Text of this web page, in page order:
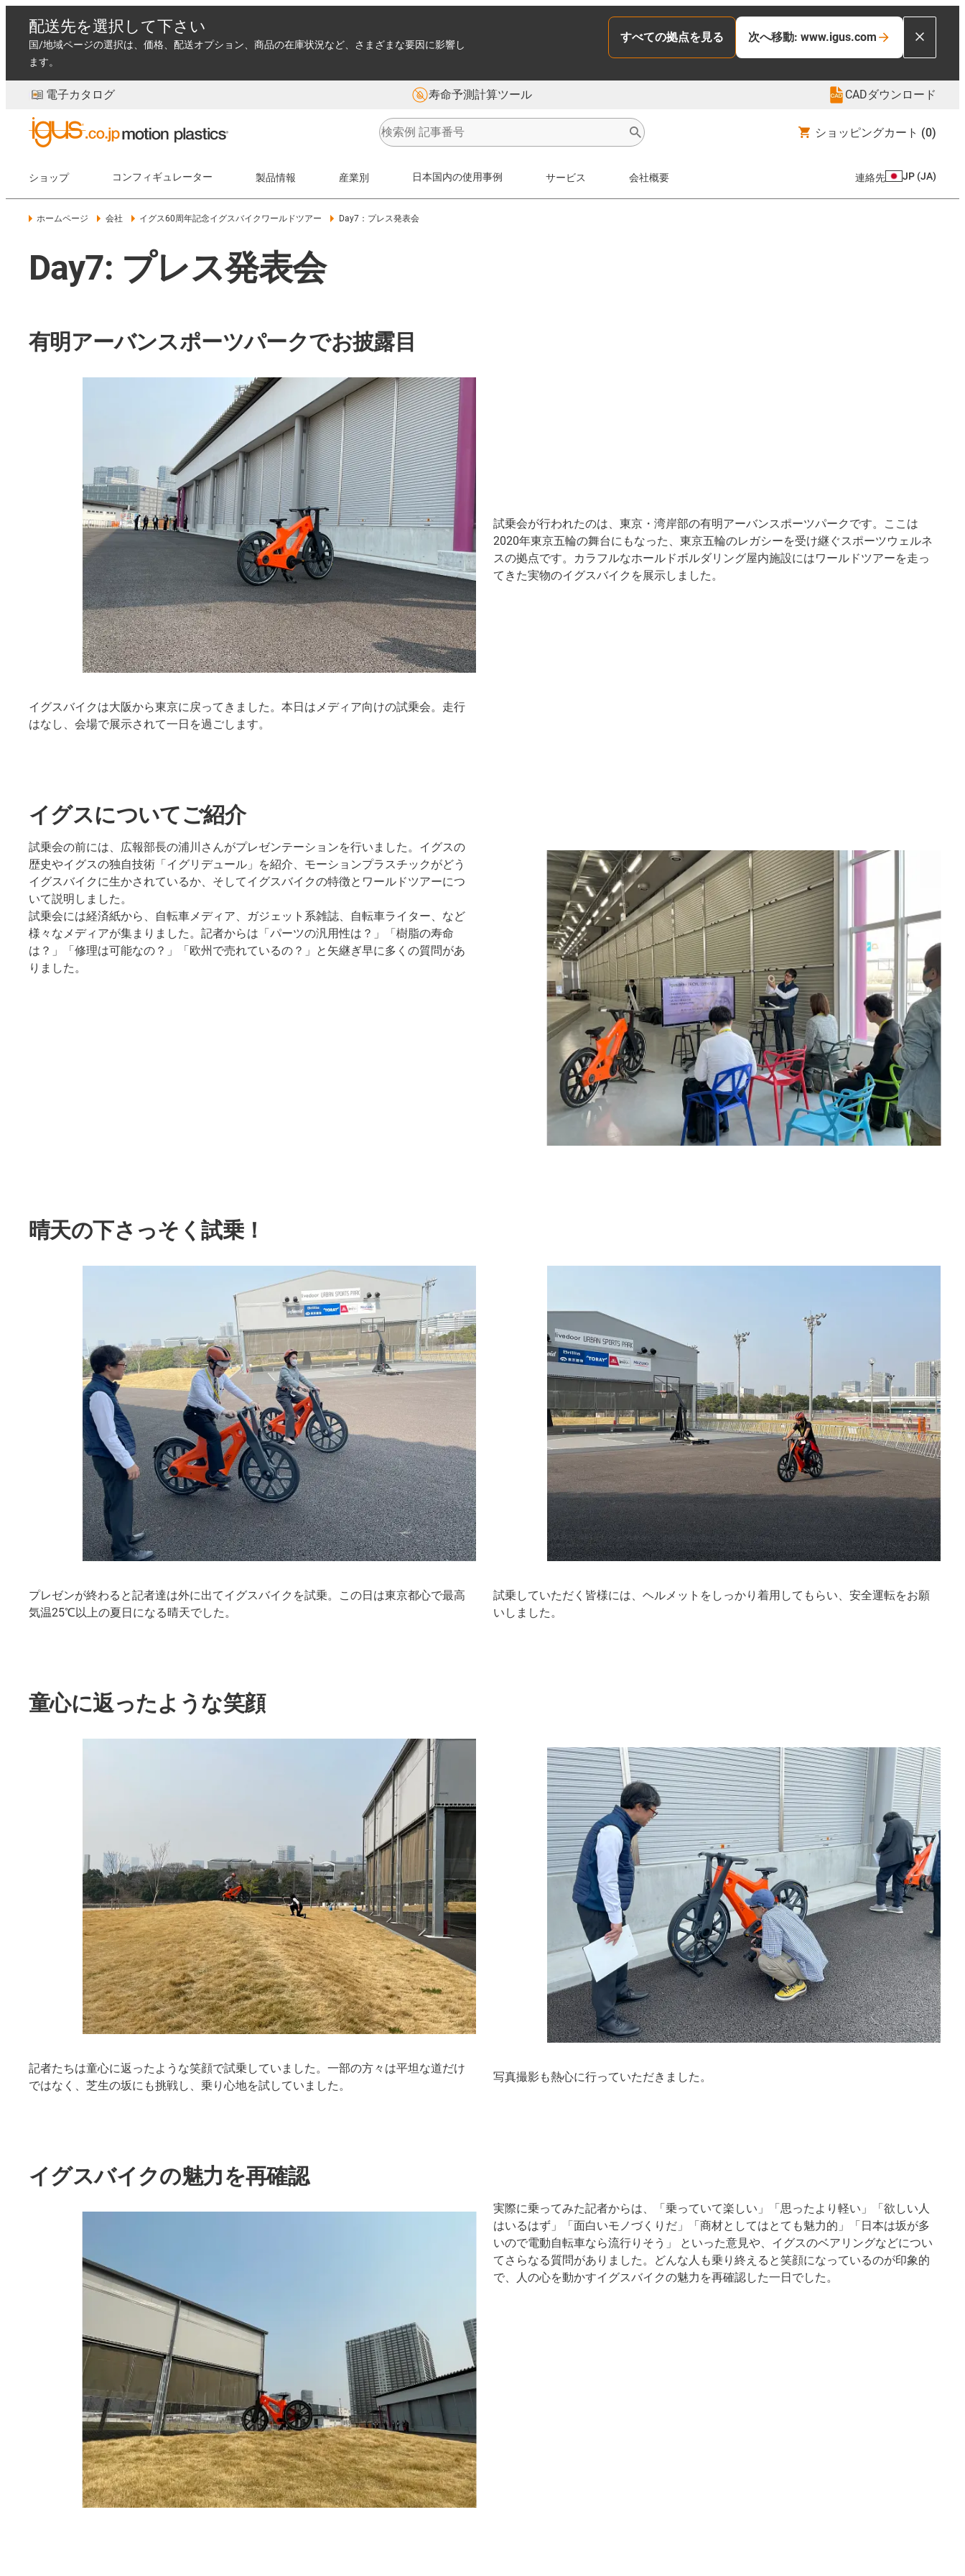
配送先を選択して下さい
国/地域ページの選択は、価格、配送オプション、商品の在庫状況など、さまざまな要因に影響し
ます。
すべての拠点を見る 次へ移動: www.igus.com
電子カタログ 寿命予測計算ツール CADダウンロード
ショッピングカート (0)
ショップ コンフィギュレーター 製品情報 産業別 日本国内の使用事例 サービス 会社概要 連絡先 JP (JA)
ホームページ 会社 イグス60周年記念イグスバイクワールドツアー Day7：プレス発表会
Day7: プレス発表会
有明アーバンスポーツパークでお披露目
イグスバイクは大阪から東京に戻ってきました。本日はメディア向けの試乗会。走行
はなし、会場で展示されて一日を過ごします。
試乗会が行われたのは、東京・湾岸部の有明アーバンスポーツパークです。ここは
2020年東京五輪の舞台にもなった、東京五輪のレガシーを受け継ぐスポーツウェルネ
スの拠点です。カラフルなホールドボルダリング屋内施設にはワールドツアーを走っ
てきた実物のイグスバイクを展示しました。
イグスについてご紹介
試乗会の前には、広報部長の浦川さんがプレゼンテーションを行いました。イグスの
歴史やイグスの独自技術「イグリデュール」を紹介、モーションプラスチックがどう
イグスバイクに生かされているか、そしてイグスバイクの特徴とワールドツアーにつ
いて説明しました。
試乗会には経済紙から、自転車メディア、ガジェット系雑誌、自転車ライター、など
様々なメディアが集まりました。記者からは「パーツの汎用性は？」「樹脂の寿命
は？」「修理は可能なの？」「欧州で売れているの？」と矢継ぎ早に多くの質問があ
りました。
晴天の下さっそく試乗！
プレゼンが終わると記者達は外に出てイグスバイクを試乗。この日は東京都心で最高
気温25℃以上の夏日になる晴天でした。
試乗していただく皆様には、ヘルメットをしっかり着用してもらい、安全運転をお願
いしました。
童心に返ったような笑顔
記者たちは童心に返ったような笑顔で試乗していました。一部の方々は平坦な道だけ
ではなく、芝生の坂にも挑戦し、乗り心地を試していました。
写真撮影も熱心に行っていただきました。
イグスバイクの魅力を再確認
実際に乗ってみた記者からは、「乗っていて楽しい」「思ったより軽い」「欲しい人
はいるはず」「面白いモノづくりだ」「商材としてはとても魅力的」「日本は坂が多
いので電動自転車なら流行りそう」 といった意見や、イグスのベアリングなどについ
てさらなる質問がありました。どんな人も乗り終えると笑顔になっているのが印象的
で、人の心を動かすイグスバイクの魅力を再確認した一日でした。